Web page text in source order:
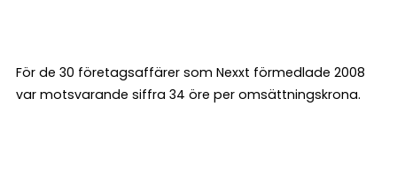
För de 30 företagsaffärer som Nexxt förmedlade 2008
var motsvarande siffra 34 öre per omsättningskrona.